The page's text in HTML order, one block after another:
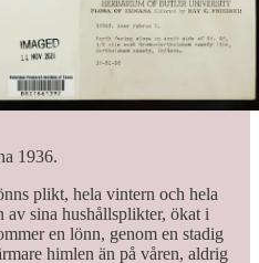
1936.
plikt, hela vintern och hela
av sina hushållsplikter, ökat i
en lönn, genom en stadig
himlen än på våren, aldrig